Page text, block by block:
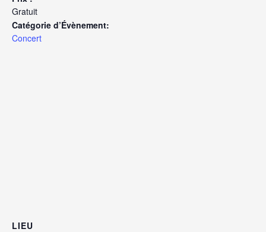
Gratuit
Catégorie d’Évènement:
Concert
LIEU